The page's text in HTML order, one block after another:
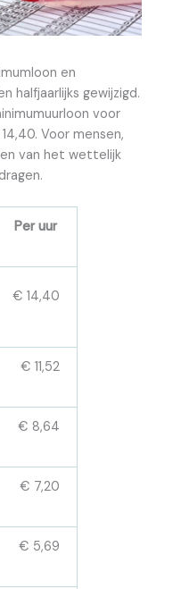
en
halfjaarlijks gewijzigd.
voor
Voor mensen,
van het wettelijk
Per uur
€ 14,40
€ 11,52
€ 8,64
€ 7,20
€ 5,69